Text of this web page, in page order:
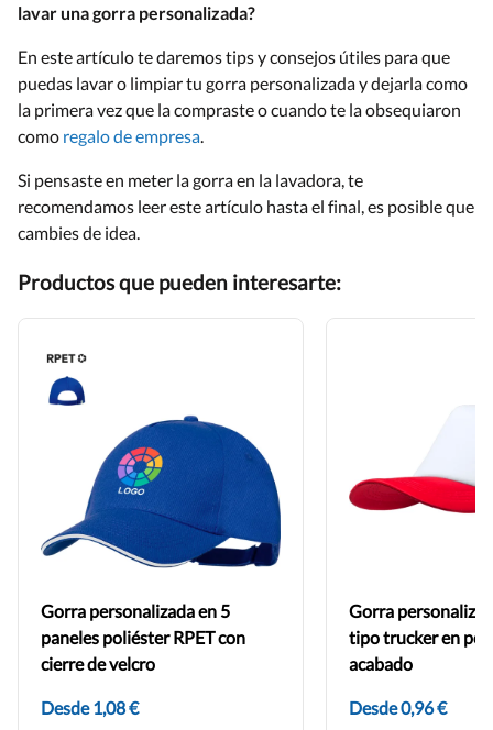
lavar una gorra personalizada?
En este artículo te daremos tips y consejos útiles para que
puedas lavar o limpiar tu gorra personalizada y dejarla como
la primera vez que la compraste o cuando te la obsequiaron
como regalo de empresa.
Si pensaste en meter la gorra en la lavadora, te
recomendamos leer este artículo hasta el final, es posible que
cambies de idea.
Productos que pueden interesarte:
Gorra personalizada en 5
paneles poliéster RPET con
cierre de velcro
Desde 1,08 €
Gorra
tipo trucker en
acabado
Desde 0,96 €